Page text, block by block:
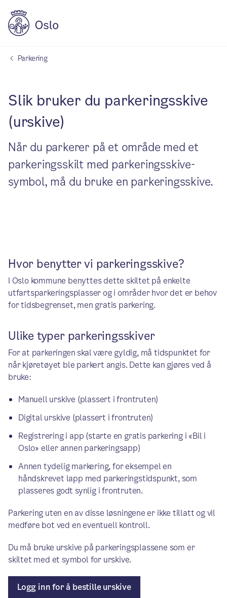
Parkering
Slik bruker du parkeringsskive
(urskive)
Når du parkerer på et område med et
parkeringsskilt med parkeringsskive-
symbol, må du bruke en parkeringsskive.
Hvor benytter vi parkeringsskive?
I Oslo kommune benyttes dette skiltet på enkelte
utfartsparkeringsplasser og i områder hvor det er behov
for tidsbegrenset, men gratis parkering.
Ulike typer parkeringsskiver
For at parkeringen skal være gyldig, må tidspunktet for
når kjøretøyet ble parkert angis. Dette kan gjøres ved å
bruke:
Manuell urskive (plassert i frontruten)
Digital urskive (plassert i frontruten)
Registrering i app (starte en gratis parkering i «Bil i
Oslo» eller annen parkeringsapp)
Annen tydelig markering, for eksempel en
håndskrevet lapp med parkeringstidspunkt, som
plasseres godt synlig i frontruten.
Parkering uten en av disse løsningene er ikke tillatt og vil
medføre bot ved en eventuell kontroll.
Du må bruke urskive på parkeringsplassene som er
skiltet med et symbol for urskive.
Logg inn for å bestille urskive